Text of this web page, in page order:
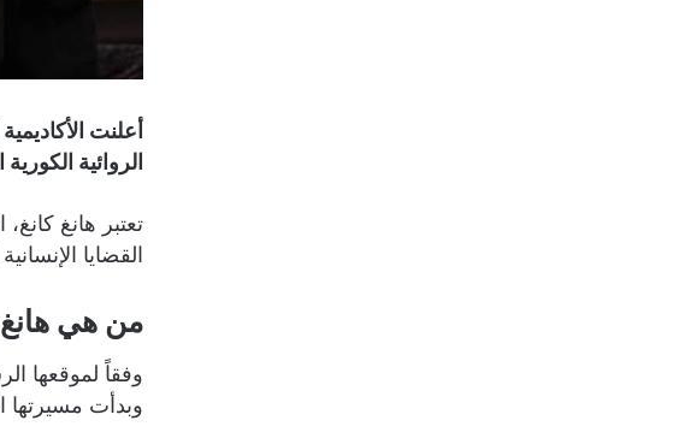
الروائية الكورية
القضايا
من هي هانغ كانغ
وبدأت مسيرتها الأدبية كشاعرة عام